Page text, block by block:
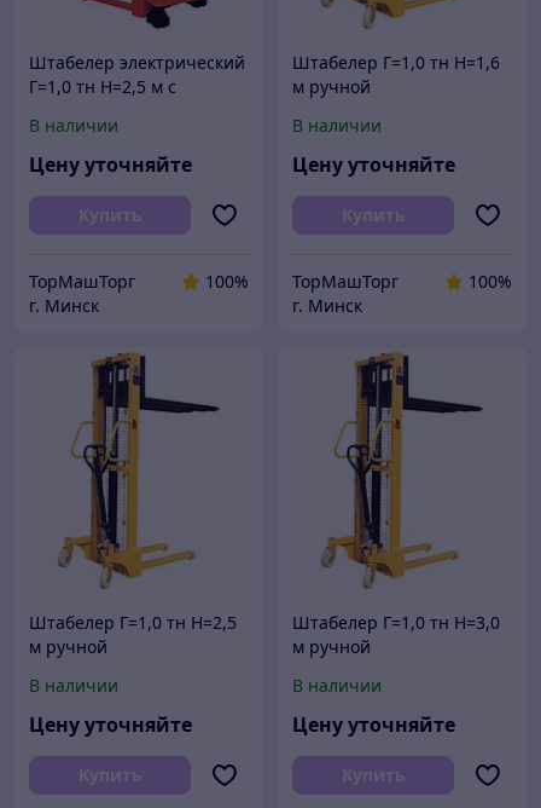
Штабелер электрический
Г=1,0 тн Н=2,5 м с
полуэлектрический
электроштабелер
В наличии
Цену уточняйте
Купить
ТорМашТорг
100%
г. Минск
Штабелер Г=1,0 тн Н=1,6
м ручной
В наличии
Цену уточняйте
Купить
ТорМашТорг
100%
г. Минск
Штабелер Г=1,0 тн Н=2,5
м ручной
В наличии
Цену уточняйте
Купить
Штабелер Г=1,0 тн Н=3,0
м ручной
В наличии
Цену уточняйте
Купить